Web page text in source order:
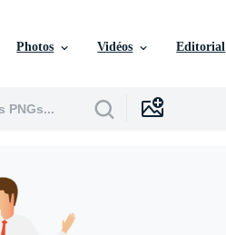
Photos Vidéos Editorial